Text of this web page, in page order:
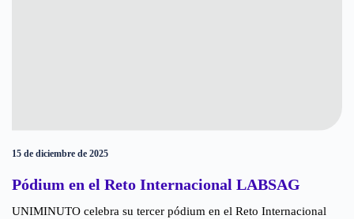
15 de diciembre de 2025
Pódium en el Reto Internacional LABSAG
UNIMINUTO celebra su tercer pódium en el Reto Internacional